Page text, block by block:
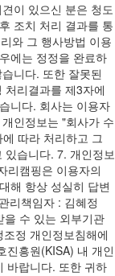
이 있으신 분은 청도
조치 처리 결과를 통
와 그 행사방법 이용
에는 정정을 완료하
니다. 또한 잘못된
리결과를 제3자에
니다. 회사는 이용자
인정보는 "회사가 수
따라 처리하고 그
있습니다. 7. 개인정보
리캠핑은 이용자의
해 항상 성실히 답변
리책임자 : 김혜정
수 있는 외부기관
정 개인정보침해에
진흥원(KISA) 내 개인
바랍니다. 또한 귀하